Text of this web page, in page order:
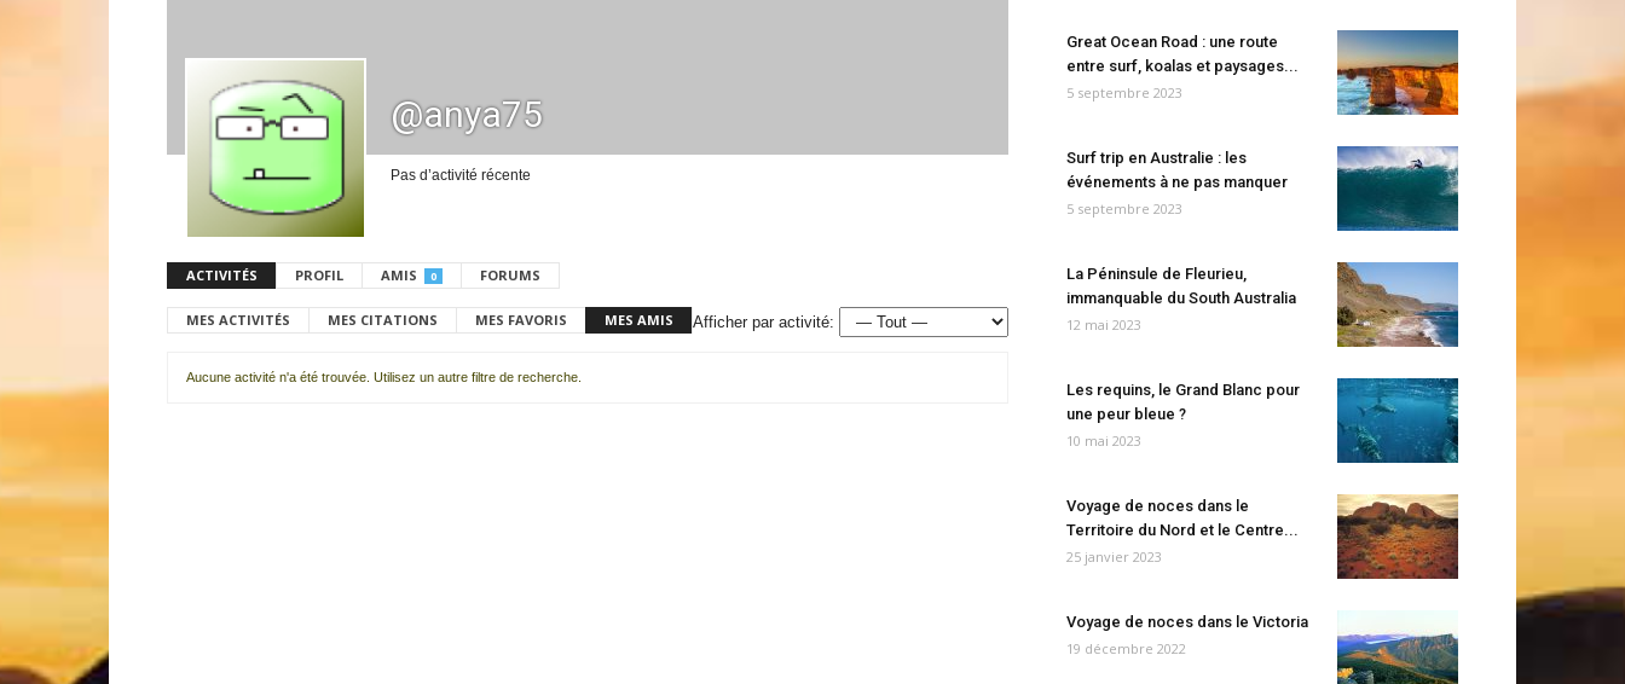
@anya75
Pas d’activité récente
ACTIVITÉS PROFIL AMIS 0 FORUMS
MES ACTIVITÉS MES CITATIONS MES FAVORIS MES AMIS Afficher par activité:
Aucune activité n'a été trouvée. Utilisez un autre filtre de recherche.
Great Ocean Road : une route
entre surf, koalas et paysages...
5 septembre 2023
Surf trip en Australie : les
événements à ne pas manquer
5 septembre 2023
La Péninsule de Fleurieu,
immanquable du South Australia
12 mai 2023
Les requins, le Grand Blanc pour
une peur bleue ?
10 mai 2023
Voyage de noces dans le
Territoire du Nord et le Centre...
25 janvier 2023
Voyage de noces dans le Victoria
19 décembre 2022